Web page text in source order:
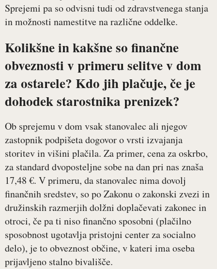
Sprejemi pa so odvisni tudi od zdravstvenega stanja
in možnosti namestitve na različne oddelke.
Kolikšne in kakšne so finančne
obveznosti v primeru selitve v dom
za ostarele? Kdo jih plačuje, če je
dohodek starostnika prenizek?
Ob sprejemu v dom vsak stanovalec ali njegov
zastopnik podpišeta dogovor o vrsti izvajanja
storitev in višini plačila. Za primer, cena za oskrbo,
za standard dvoposteljne sobe na dan pri nas znaša
17,48 €. V primeru, da stanovalec nima dovolj
finančnih sredstev, so po Zakonu o zakonski zvezi in
družinskih razmerjih dolžni doplačevati zakonec in
otroci, če pa ti niso finančno sposobni (plačilno
sposobnost ugotavlja pristojni center za socialno
delo), je to obveznost občine, v kateri ima oseba
prijavljeno stalno bivališče.